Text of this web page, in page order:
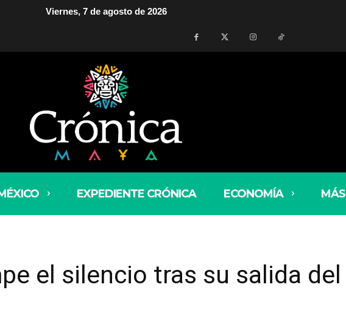
Viernes, 7 de agosto de 2026
EXPEDIENTE CRÓNICA ECONOMÍA MÁS
el silencio tras su salida del